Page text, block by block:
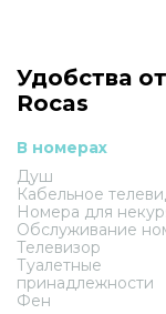
Удобства
Rocas
В номерах
Душ
Кабельное
Номера для
Обслуживание
Телевизор
Туалетные
принадлежности
Фен